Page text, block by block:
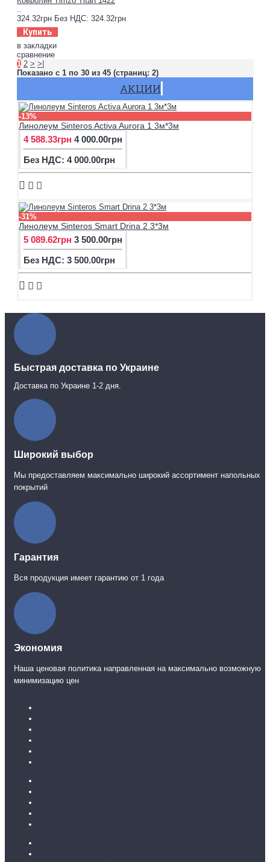
324.32грн Без НДС: 324.32грн
Купить
в закладки
сравнение
1 2 > >|
Показано с 1 по 30 из 45 (страниц: 2)
АКЦИИ
-13%
Линолеум Sinteros Activa Aurora 1 3м*3м
4 588.33грн 4 000.00грн
Без НДС: 4 000.00грн
-31%
Линолеум Sinteros Smart Drina 2 3*3м
5 089.62грн 3 500.00грн
Без НДС: 3 500.00грн
Быстрая доставка по Украине
Доставка по Украине 1-2 дня.
Широкий выбор
Мы предоставляем максимально широкий ассортимент напольных
покрытий
Гарантия
Вся продукция имеет гарантию от 1 года
Экономия
Наша ценовая политика направленная на максимально возможную
минимизацию цен